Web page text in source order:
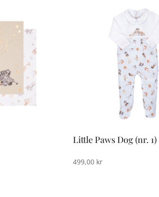
Little Paws Dog (nr. 1)
499,00 kr